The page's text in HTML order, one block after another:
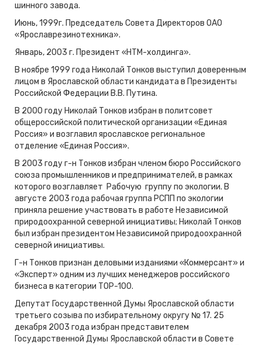
шинного завода.
Июнь, 1999г. Председатель Совета Директоров ОАО
«Ярославрезинотехника».
Январь, 2003 г. Президент «НТМ-холдинга».
В ноябре 1999 года Николай Тонков выступил доверенным
лицом в Ярославской области кандидата в Президенты
Российской Федерации В.В. Путина.
В 2000 году Николай Тонков избран в политсовет
общероссийской политической организации «Единая
Россия» и возглавил ярославское региональное
отделение «Единая Россия».
В 2003 году г-н Тонков избран членом бюро Российского
союза промышленников и предпринимателей, в рамках
которого возглавляет Рабочую группу по экологии. В
августе 2003 года рабочая группа РСПП по экологии
приняла решение участвовать в работе Независимой
природоохранной северной инициативы; Николай Тонков
был избран президентом Независимой природоохранной
северной инициативы.
Г-н Тонков признан деловыми изданиями «Коммерсант» и
«Эксперт» одним из лучших менеджеров российского
бизнеса в категории TOP-100.
Депутат Государственной Думы Ярославской области
третьего созыва по избирательному округу № 17. 25
декабря 2003 года избран представителем
Государственной Думы Ярославской области в Совете